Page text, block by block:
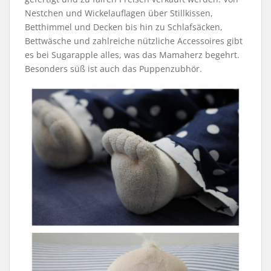
Nestchen und Wickelauflagen über Stillkissen,
Betthimmel und Decken bis hin zu Schlafsäcken,
Bettwäsche und zahlreiche nützliche Accessoires gibt
es bei Sugarapple alles, was das Mamaherz begehrt.
Besonders süß ist auch das Puppenzubhör.